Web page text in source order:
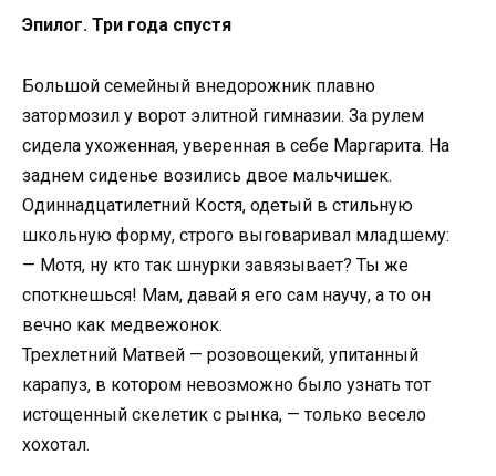
Эпилог. Три года спустя
Большой семейный внедорожник плавно
затормозил у ворот элитной гимназии. За рулем
сидела ухоженная, уверенная в себе Маргарита. На
заднем сиденье возились двое мальчишек.
Одиннадцатилетний Костя, одетый в стильную
школьную форму, строго выговаривал младшему:
— Мотя, ну кто так шнурки завязывает? Ты же
споткнешься! Мам, давай я его сам научу, а то он
вечно как медвежонок.
Трехлетний Матвей — розовощекий, упитанный
карапуз, в котором невозможно было узнать тот
истощенный скелетик с рынка, — только весело
хохотал.